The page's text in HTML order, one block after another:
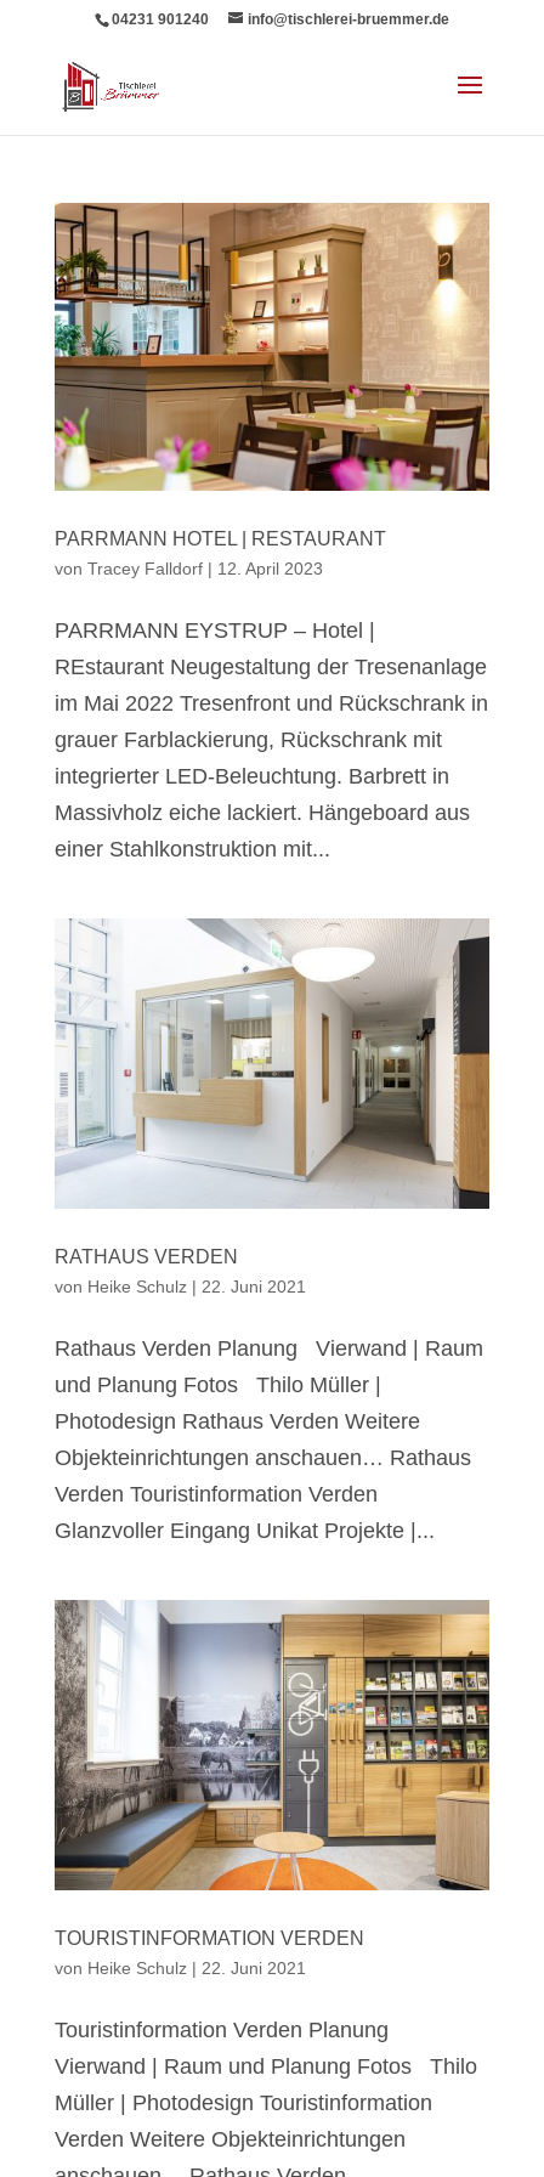
04231 901240 info@tischlerei-bruemmer.de
PARRMANN HOTEL | RESTAURANT
von Tracey Falldorf| 12. April 2023
PARRMANN EYSTRUP – Hotel |
REstaurant Neugestaltung der Tresenanlage
im Mai 2022 Tresenfront und Rückschrank in
grauer Farblackierung, Rückschrank mit
integrierter LED-Beleuchtung. Barbrett in
Massivholz eiche lackiert. Hängeboard aus
einer Stahlkonstruktion mit...
RATHAUS VERDEN
von Heike Schulz| 22. Juni 2021
Rathaus Verden Planung Vierwand | Raum
und Planung Fotos Thilo Müller |
Photodesign Rathaus Verden Weitere
Objekteinrichtungen anschauen… Rathaus
Verden Touristinformation Verden
Glanzvoller Eingang Unikat Projekte |...
TOURISTINFORMATION VERDEN
von Heike Schulz| 22. Juni 2021
Touristinformation Verden Planung
Vierwand | Raum und Planung Fotos Thilo
Müller | Photodesign Touristinformation
Verden Weitere Objekteinrichtungen